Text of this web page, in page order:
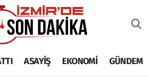
ASAYİŞ EKONOMİ GÜNDEM
Eczaneler